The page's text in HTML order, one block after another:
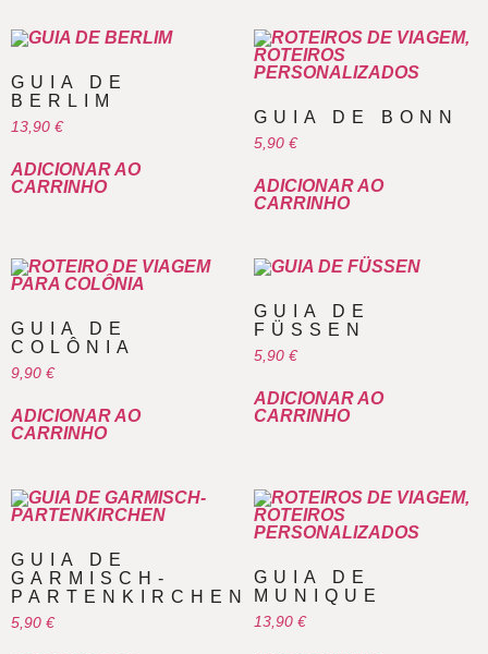
GUIA DE
BERLIM
13,90 €
ADICIONAR AO
CARRINHO
GUIA DE BONN
5,90 €
ADICIONAR AO
CARRINHO
GUIA DE
COLÔNIA
9,90 €
ADICIONAR AO
CARRINHO
GUIA DE
FÜSSEN
5,90 €
ADICIONAR AO
CARRINHO
GUIA DE
GARMISCH-
PARTENKIRCHEN
5,90 €
GUIA DE
MUNIQUE
13,90 €